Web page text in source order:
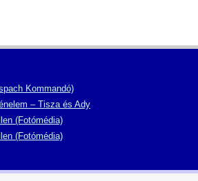
Kommandó)
– Tisza és Ady
(Fotómédia)
(Fotómédia)